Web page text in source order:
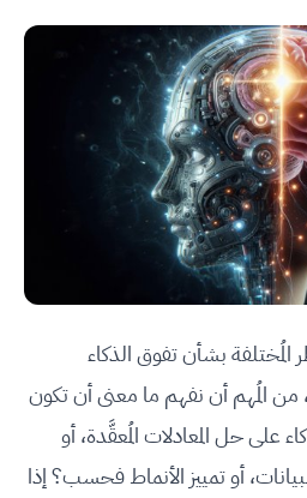
بشأن تفوق الذكاء
من المُهم أن نفهم ما معنى أن تكون
على حل المعادلات المُعقَّدة، أو
أو تمييز الأنماط فحسب؟ إذا